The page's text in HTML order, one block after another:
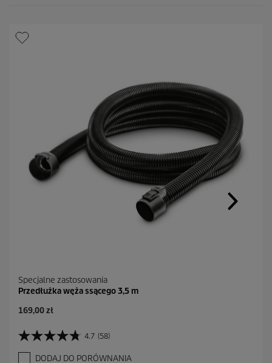
Specjalne zastosowania
Przedłużka węża ssącego 3,5 m
A
t
u
a
169,00 zł
4.7 (58)
4
.
DODAJ DO PORÓWNANIA